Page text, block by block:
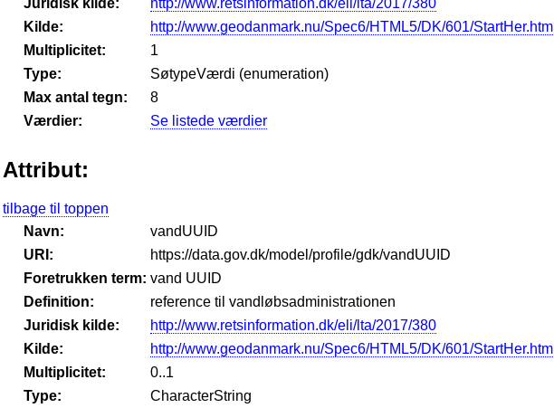
Kilde:
http://www.geodanmark.nu/Spec6/HTML5/DK/601/StartHer.htm
Multiplicitet:
1
Type:
SøtypeVærdi (enumeration)
Max antal tegn:
8
Værdier:
Se listede værdier
Attribut:
tilbage til toppen
Navn:
vandUUID
URI:
https://data.gov.dk/model/profile/gdk/vandUUID
Foretrukken term: vand UUID
Definition:
reference til vandløbsadministrationen
Juridisk kilde:
http://www.retsinformation.dk/eli/lta/2017/380
Kilde:
http://www.geodanmark.nu/Spec6/HTML5/DK/601/StartHer.htm
Multiplicitet:
0..1
Type:
CharacterString